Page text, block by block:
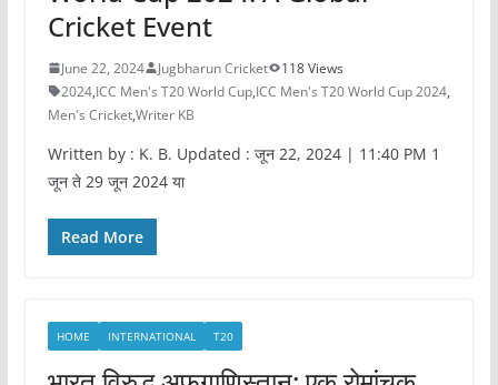
Cricket Event
June 22, 2024 Jugbharun Cricket
118 Views
2024,ICC Men's T20 World Cup,ICC Men's T20 World Cup 2024,
Men's Cricket,Writer KB
Written by : K. B. Updated : जून 22, 2024 | 11:40 PM 1
जून ते 29 जून 2024 या
Read More
HOME INTERNATIONAL T20